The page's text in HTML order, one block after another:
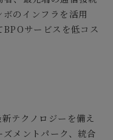
のインフラを活用
BPOサービスを低コス
テクノロジーを備え
メントパーク、統合